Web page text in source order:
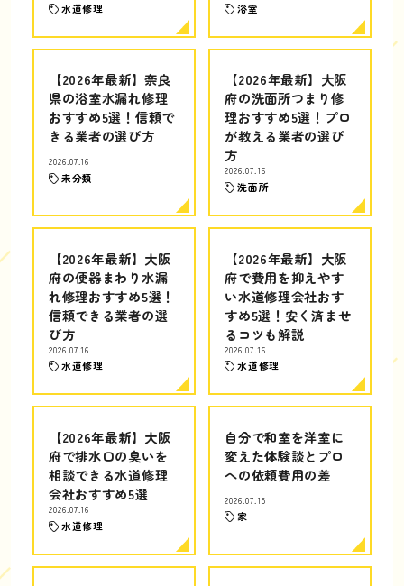
水道修理 浴室
【2026年最新】奈良
県の浴室水漏れ修理
おすすめ5選！信頼で
きる業者の選び方
2026.07.16
未分類
【2026年最新】大阪
府の洗面所つまり修
理おすすめ5選！プロ
が教える業者の選び
方
2026.07.16
洗面所
【2026年最新】大阪
府の便器まわり水漏
れ修理おすすめ5選！
信頼できる業者の選
び方
2026.07.16
水道修理
【2026年最新】大阪
府で費用を抑えやす
い水道修理会社おす
すめ5選！安く済ませ
るコツも解説
2026.07.16
水道修理
【2026年最新】大阪
府で排水口の臭いを
相談できる水道修理
会社おすすめ5選
2026.07.16
水道修理
自分で和室を洋室に
変えた体験談とプロ
への依頼費用の差
2026.07.15
家